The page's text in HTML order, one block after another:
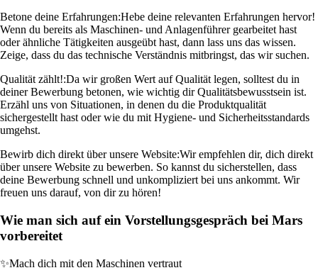
Betone deine Erfahrungen:Hebe deine relevanten Erfahrungen hervor!
Wenn du bereits als Maschinen- und Anlagenführer gearbeitet hast
oder ähnliche Tätigkeiten ausgeübt hast, dann lass uns das wissen.
Zeige, dass du das technische Verständnis mitbringst, das wir suchen.
Qualität zählt!:Da wir großen Wert auf Qualität legen, solltest du in
deiner Bewerbung betonen, wie wichtig dir Qualitätsbewusstsein ist.
Erzähl uns von Situationen, in denen du die Produktqualität
sichergestellt hast oder wie du mit Hygiene- und Sicherheitsstandards
umgehst.
Bewirb dich direkt über unsere Website:Wir empfehlen dir, dich direkt
über unsere Website zu bewerben. So kannst du sicherstellen, dass
deine Bewerbung schnell und unkompliziert bei uns ankommt. Wir
freuen uns darauf, von dir zu hören!
Wie man sich auf ein Vorstellungsgespräch bei Mars
vorbereitet
✨Mach dich mit den Maschinen vertraut